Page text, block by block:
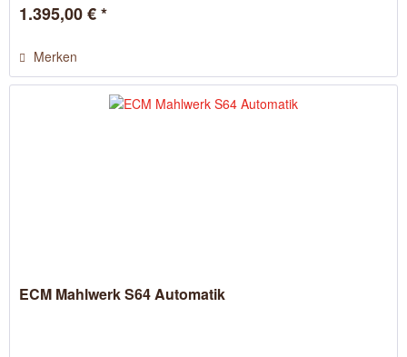
1.395,00 € *
Merken
ECM Mahlwerk S64 Automatik